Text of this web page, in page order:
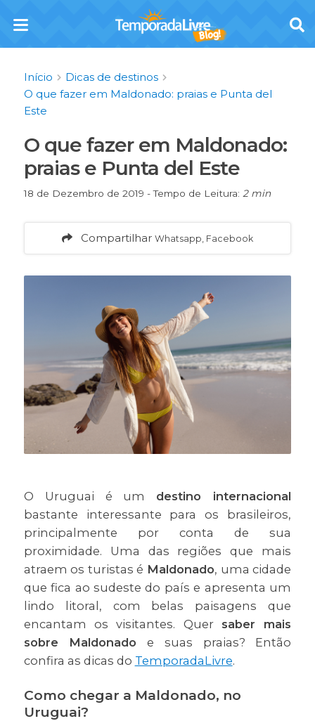
Início
Dicas de destinos
O que fazer em Maldonado: praias e Punta del
Este
O que fazer em Maldonado:
praias e Punta del Este
18 de Dezembro de 2019 - Tempo de Leitura: 2 min
Compartilhar Whatsapp, Facebook
O Uruguai é um destino internacional
bastante interessante para os brasileiros,
principalmente por conta de sua
proximidade. Uma das regiões que mais
atraem os turistas é Maldonado, uma cidade
que fica ao sudeste do país e apresenta um
lindo litoral, com belas paisagens que
encantam os visitantes. Quer saber mais
sobre Maldonado e suas praias? Então
confira as dicas do TemporadaLivre.
Como chegar a Maldonado, no
Uruguai?